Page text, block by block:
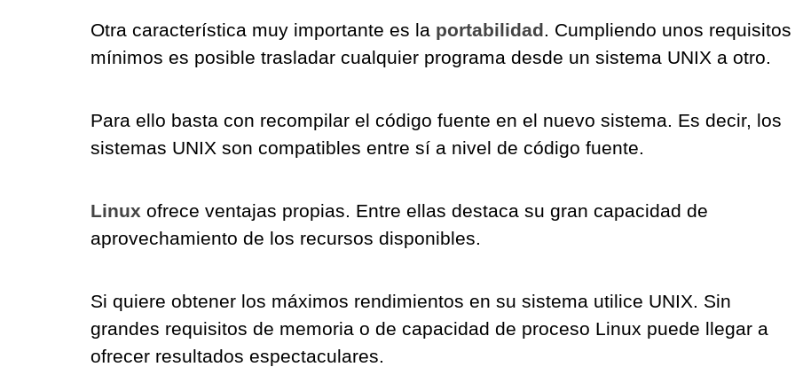
Otra característica muy importante es la portabilidad. Cumpliendo unos requisitos
mínimos es posible trasladar cualquier programa desde un sistema UNIX a otro.
Para ello basta con recompilar el código fuente en el nuevo sistema. Es decir, los
sistemas UNIX son compatibles entre sí a nivel de código fuente.
Linux ofrece ventajas propias. Entre ellas destaca su gran capacidad de
aprovechamiento de los recursos disponibles.
Si quiere obtener los máximos rendimientos en su sistema utilice UNIX. Sin
grandes requisitos de memoria o de capacidad de proceso Linux puede llegar a
ofrecer resultados espectaculares.